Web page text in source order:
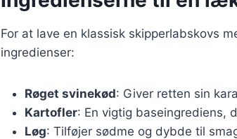
For at lave en klassisk skipperlabskovs
ingredienser:
Røget svinekød: Giver retten sin
Kartofler: En vigtig baseingrediens,
Løg: Tilføjer sødme og dybde til